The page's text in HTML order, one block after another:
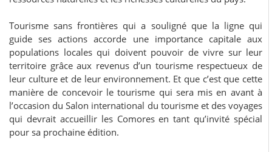
Tourisme sans frontières qui a souligné que la ligne qui
guide ses actions accorde une importance capitale aux
populations locales qui doivent pouvoir de vivre sur leur
territoire grâce aux revenus d’un tourisme respectueux de
leur culture et de leur environnement. Et que c’est que cette
manière de concevoir le tourisme qui sera mis en avant à
l’occasion du Salon international du tourisme et des voyages
qui devrait accueillir les Comores en tant qu’invité spécial
pour sa prochaine édition.